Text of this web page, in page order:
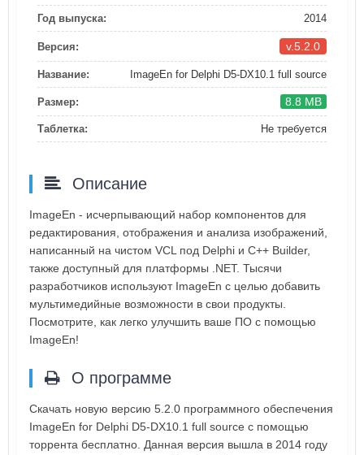
Год выпуска: 2014
Версия: v.5.2.0
Название: ImageEn for Delphi D5-DX10.1 full source
Размер: 8.8 MB
Таблетка: Не требуется
Описание
ImageEn - исчерпывающий набор компонентов для
редактирования, отображения и анализа изображений,
написанный на чистом VCL под Delphi и C++ Builder,
также доступный для платформы .NET. Тысячи
разработчиков используют ImageEn с целью добавить
мультимедийные возможности в свои продукты.
Посмотрите, как легко улучшить ваше ПО с помощью
ImageEn!
О программе
Скачать новую версию 5.2.0 программного обеспечения
ImageEn for Delphi D5-DX10.1 full source с помощью
торрента бесплатно. Данная версия вышла в 2014 году